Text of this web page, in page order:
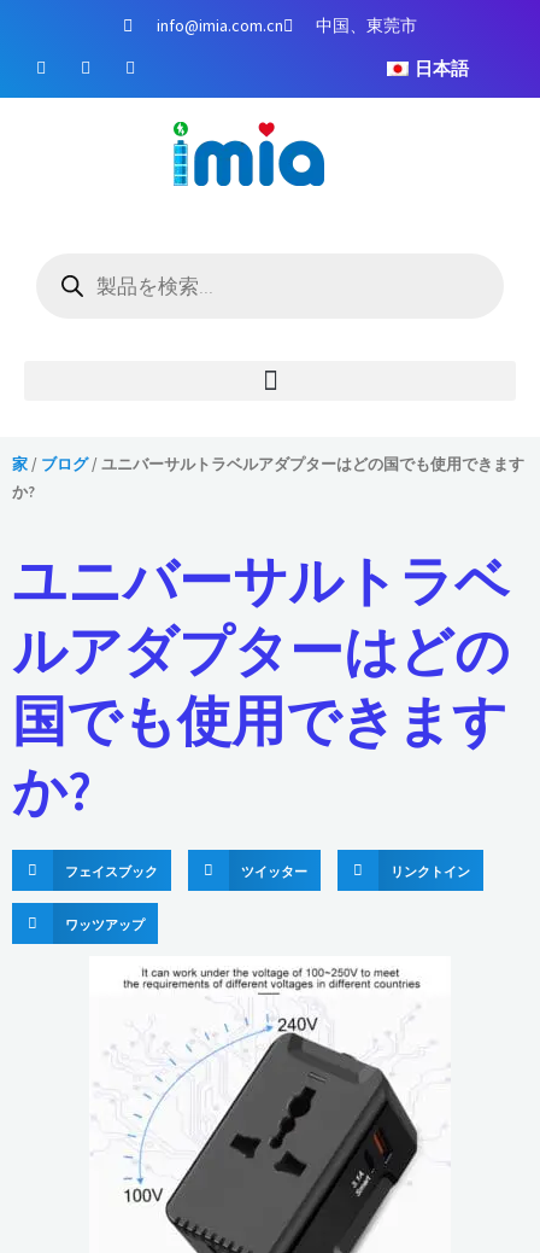
ン
info@imia.com.cn 中国、東莞市
フ
ェ
イ
ユ
ー
チ
イ
ン
ス
日本語
家/ ブログ/ ユニバーサルトラベルアダプターはどの国でも使用できます
か?
ユニバーサルトラベ
ルアダプターはどの
国でも使用できます
か?
フェイスブック ツイッター リンクトイン
ワッツアップ